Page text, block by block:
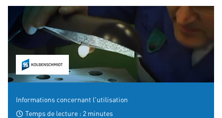
Informations concernant l'utilisation
Temps de lecture : 2 minutes